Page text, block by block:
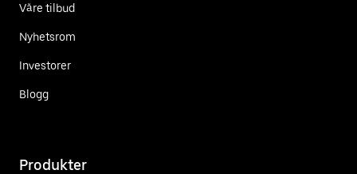
Våre tilbud
Nyhetsrom
Investorer
Blogg
Produkter